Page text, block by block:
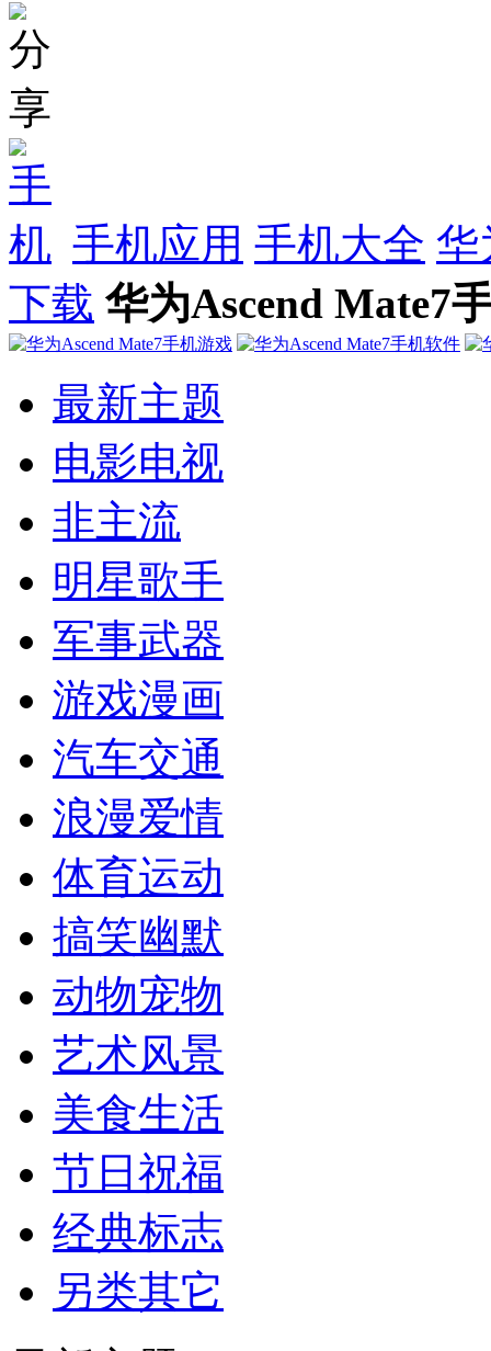
手机应用 手机大全 华
下载 华为Ascend Mate7
最新主题
电影电视
非主流
明星歌手
军事武器
游戏漫画
汽车交通
浪漫爱情
体育运动
搞笑幽默
动物宠物
艺术风景
美食生活
节日祝福
经典标志
另类其它